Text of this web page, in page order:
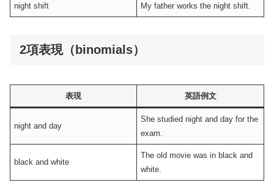
night shift My father works the night shift.
2項表現（binomials）
表現 英語例文
night and day
She studied night and day for the
exam.
black and white
The old movie was in black and
white.